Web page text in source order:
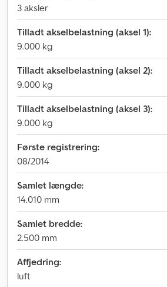
3 aksler
Tilladt akselbelastning (aksel 1):
9.000 kg
Tilladt akselbelastning (aksel 2):
9.000 kg
Tilladt akselbelastning (aksel 3):
9.000 kg
Første registrering:
08/2014
Samlet længde:
14.010 mm
Samlet bredde:
2.500 mm
Affjedring:
luft